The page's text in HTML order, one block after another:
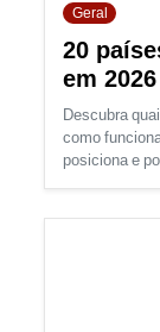
Geral
20
em 2026
Descubra
como
posiciona e